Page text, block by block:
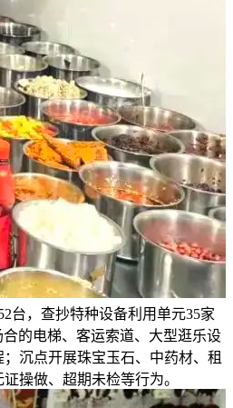
台，查抄特种设备利用单元35家
的电梯、客运索道、大型逛乐设
沉点开展珠宝玉石、中药材、租
操做、超期未检等行为。